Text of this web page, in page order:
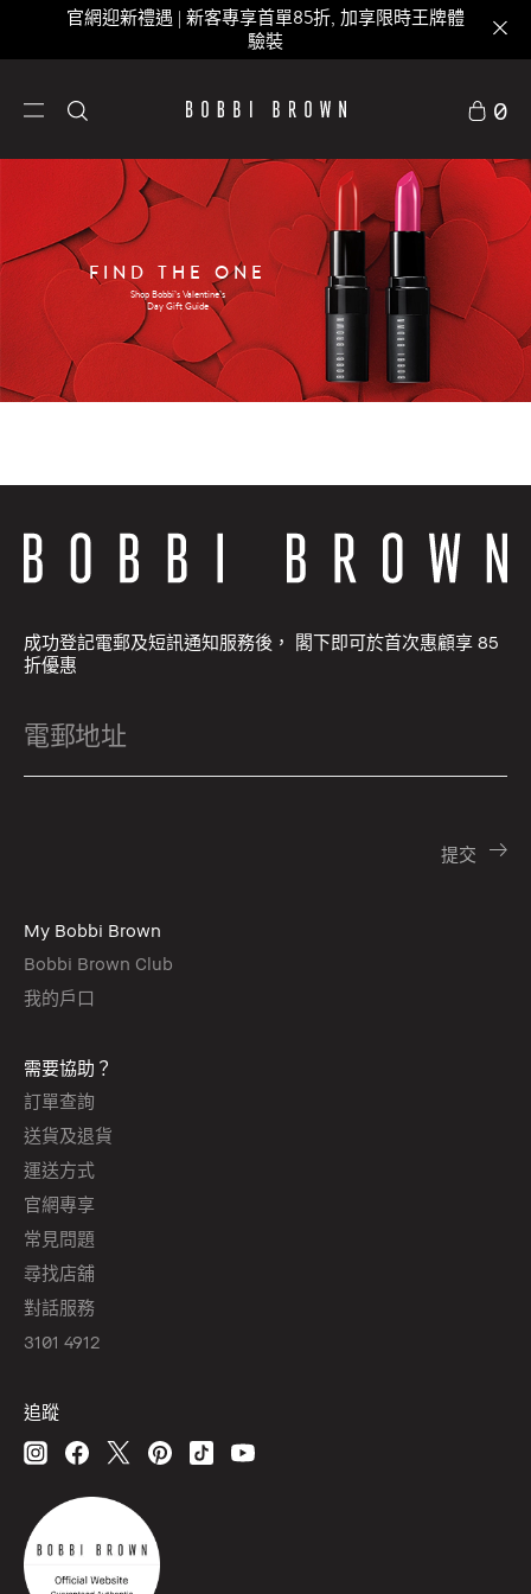
官網迎新禮遇 | 新客專享首單85折, 加享限時王牌體
驗裝
0
FIND THE ONE
Shop Bobbi’s Valentine’s
Day Gift Guide
成功登記電郵及短訊通知服務後， 閣下即可於首次惠顧享 85
折優惠
My Bobbi Brown
Bobbi Brown Club
我的戶口
需要協助？
訂單查詢
送貨及退貨
運送方式
官網專享
常見問題
尋找店舖
對話服務
3101 4912
追蹤